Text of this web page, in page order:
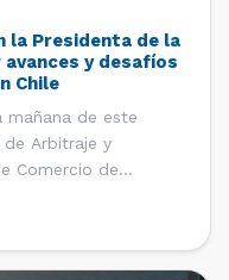
la Presidenta de la
y desafíos
Chile
mañana de este
Arbitraje y
Comercio de
gerente general de
un encuentro […]